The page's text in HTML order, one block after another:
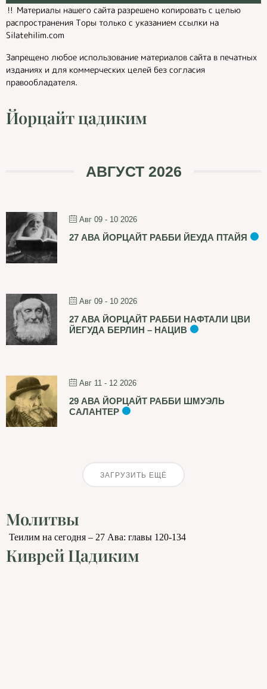
‼️ Материалы нашего сайта разрешено копировать с целью
распространения Торы только с указанием ссылки на
Silatehilim.com
Запрещено любое использование материалов сайта в печатных
изданиях и для коммерческих целей без согласия
правообладателя.
Йорцайт цадиким
АВГУСТ 2026
Авг 09 - 10 2026
27 АВА ЙОРЦАЙТ РАББИ ЙЕУДА ПТАЙЯ
Авг 09 - 10 2026
27 АВА ЙОРЦАЙТ РАББИ НАФТАЛИ ЦВИ
ЙЕГУДА БЕРЛИН – НАЦИВ
Авг 11 - 12 2026
29 АВА ЙОРЦАЙТ РАББИ ШМУЭЛЬ
САЛАНТЕР
ЗАГРУЗИТЬ ЕЩЁ
Молитвы
Теилим на сегодня – 27 Ава: главы 120-134
Киврей Цадиким